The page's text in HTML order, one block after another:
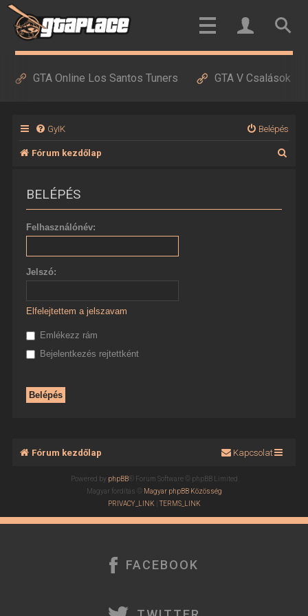
GTA Online Los Santos Tuners GTA V Csalások
GyIK Belépés
Fórum kezdőlap
BELÉPÉS
Felhasználónév:
Jelszó:
Elfelejtettem a jelszavam
Emlékezz rám
Bejelentkezés rejtettként
Fórum kezdőlap Kapcsolat
Powered by phpBB® Forum Software © phpBB Limited
Magyar fordítás © Magyar phpBB Közösség
PRIVACY_LINK |TERMS_LINK
FACEBOOK